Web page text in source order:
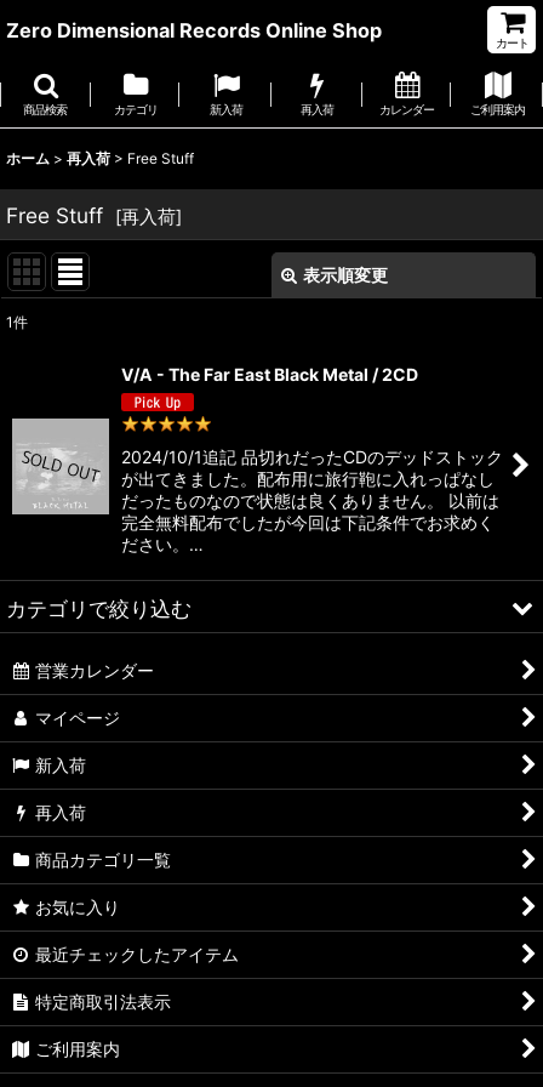
Zero Dimensional Records Online Shop
カート
商品検索 カテゴリ 新入荷 再入荷 カレンダー ご利用案内
ホーム > 再入荷 > Free Stuff
Free Stuff [再入荷]
表示順変更
並び順:
1件
V/A - The Far East Black Metal / 2CD
2024/10/1追記 品切れだったCDのデッドストック
が出てきました。配布用に旅行鞄に入れっぱなし
だったものなので状態は良くありません。 以前は
完全無料配布でしたが今回は下記条件でお求めく
ださい。…
カテゴリで絞り込む
Free Stuff (全商品)
CD
Vinyl
Sticker
Zine
DVD
営業カレンダー
マイページ
新入荷
再入荷
商品カテゴリ一覧
お気に入り
最近チェックしたアイテム
特定商取引法表示
ご利用案内